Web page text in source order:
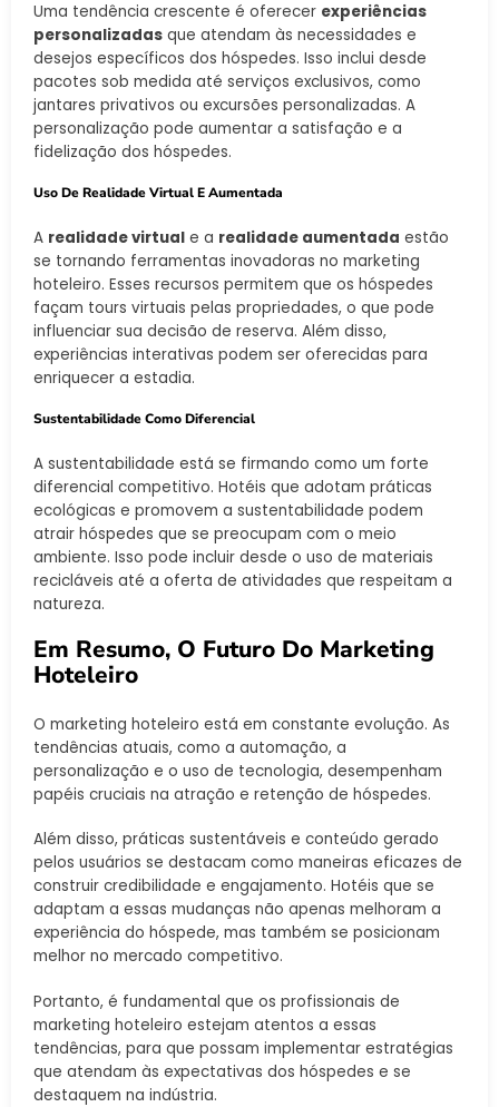
Uma tendência crescente é oferecer experiências
personalizadas que atendam às necessidades e
desejos específicos dos hóspedes. Isso inclui desde
pacotes sob medida até serviços exclusivos, como
jantares privativos ou excursões personalizadas. A
personalização pode aumentar a satisfação e a
fidelização dos hóspedes.
Uso De Realidade Virtual E Aumentada
A realidade virtual e a realidade aumentada estão
se tornando ferramentas inovadoras no marketing
hoteleiro. Esses recursos permitem que os hóspedes
façam tours virtuais pelas propriedades, o que pode
influenciar sua decisão de reserva. Além disso,
experiências interativas podem ser oferecidas para
enriquecer a estadia.
Sustentabilidade Como Diferencial
A sustentabilidade está se firmando como um forte
diferencial competitivo. Hotéis que adotam práticas
ecológicas e promovem a sustentabilidade podem
atrair hóspedes que se preocupam com o meio
ambiente. Isso pode incluir desde o uso de materiais
recicláveis até a oferta de atividades que respeitam a
natureza.
Em Resumo, O Futuro Do Marketing
Hoteleiro
O marketing hoteleiro está em constante evolução. As
tendências atuais, como a automação, a
personalização e o uso de tecnologia, desempenham
papéis cruciais na atração e retenção de hóspedes.
Além disso, práticas sustentáveis e conteúdo gerado
pelos usuários se destacam como maneiras eficazes de
construir credibilidade e engajamento. Hotéis que se
adaptam a essas mudanças não apenas melhoram a
experiência do hóspede, mas também se posicionam
melhor no mercado competitivo.
Portanto, é fundamental que os profissionais de
marketing hoteleiro estejam atentos a essas
tendências, para que possam implementar estratégias
que atendam às expectativas dos hóspedes e se
destaquem na indústria.